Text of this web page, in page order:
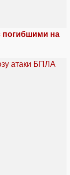
погибшими на